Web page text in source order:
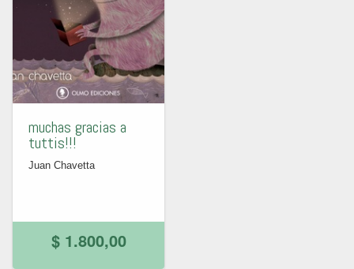
muchas gracias a
tuttis!!!
Juan Chavetta
$ 1.800,00